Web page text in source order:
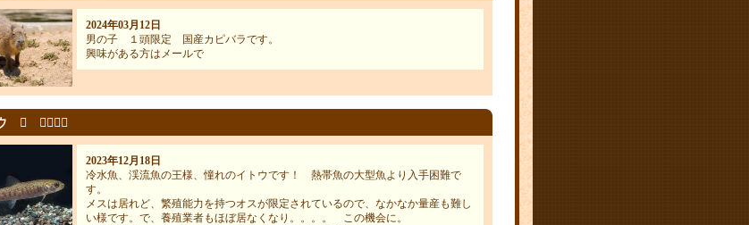
2024年03月12日
男の子 １頭限定 国産カピバラです。
興味がある方はメールで
𩹷 予約開始
2023年12月18日
冷水魚、渓流魚の王様、憧れのイトウです！ 熱帯魚の大型魚より入手困難で
す。
メスは居れど、繁殖能力を持つオスが限定されているので、なかなか量産も難し
い様です。で、養殖業者もほぼ居なくなり。。。。 この機会に。